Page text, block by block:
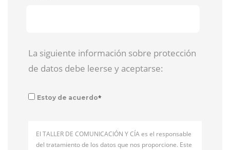
La siguiente información sobre protección
de datos debe leerse y aceptarse:
Estoy de acuerdo*
El TALLER DE COMUNICACIÓN Y CÍA es el responsable
del tratamiento de los datos que nos proporcione. Este